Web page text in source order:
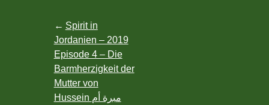
Beitragsnavigation
Spirit in
Jordanien – 2019
Episode 4 – Die
Barmherzigkeit der
Mutter von
Hussein مبرة أم